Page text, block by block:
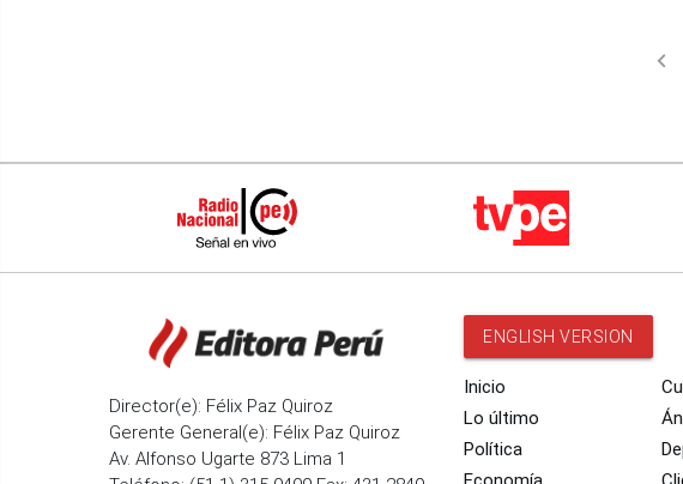
chevron_left
Director(e): Félix Paz Quiroz
Gerente General(e): Félix Paz Quiroz
Av. Alfonso Ugarte 873 Lima 1
ENGLISH VERSION
Inicio
Lo último
Política